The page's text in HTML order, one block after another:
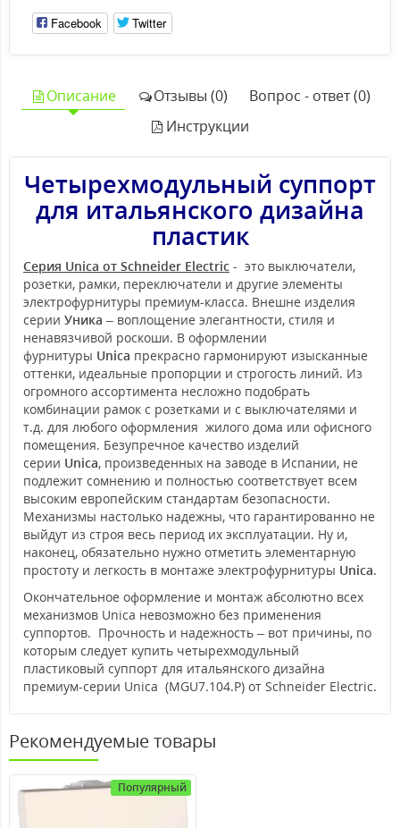
Facebook Twitter
Описание Отзывы (0)
Вопрос - ответ (0)
Инструкции
Четырехмодульный суппорт
для итальянского дизайна
пластик
Серия Unica от Schneider Electric - это выключатели,
розетки, рамки, переключатели и другие элементы
электрофурнитуры премиум-класса. Внешне изделия
серии Уника – воплощение элегантности, стиля и
ненавязчивой роскоши. В оформлении
фурнитуры Unica прекрасно гармонируют изысканные
оттенки, идеальные пропорции и строгость линий. Из
огромного ассортимента несложно подобрать
комбинации рамок с розетками и с выключателями и
т.д. для любого оформления жилого дома или офисного
помещения. Безупречное качество изделий
серии Unica, произведенных на заводе в Испании, не
подлежит сомнению и полностью соответствует всем
высоким европейским стандартам безопасности.
Механизмы настолько надежны, что гарантированно не
выйдут из строя весь период их эксплуатации. Ну и,
наконец, обязательно нужно отметить элементарную
простоту и легкость в монтаже электрофурнитуры Unica.
Окончательное оформление и монтаж абсолютно всех
механизмов Unica невозможно без применения
суппортов. Прочность и надежность – вот причины, по
которым следует купить четырехмодульный
пластиковый суппорт для итальянского дизайна
премиум-серии Unica (MGU7.104.Р) от Schneider Electric.
Рекомендуемые товары
Популярный